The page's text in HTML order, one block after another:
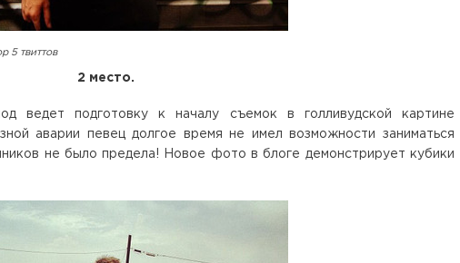
5 твиттов
2 место.
ведет подготовку к началу съемок в голливудской картине
аварии певец долгое время не имел возможности заниматься
не было предела! Новое фото в блоге демонстрирует кубики